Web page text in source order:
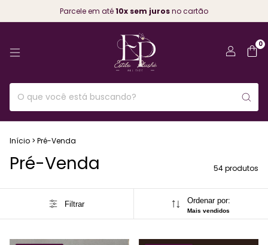
Frete grátis nas compras acima deR$699,00
0
Início > Pré-Venda
Pré-Venda 54 produtos
Filtrar Ordenar por:
Mais vendidos